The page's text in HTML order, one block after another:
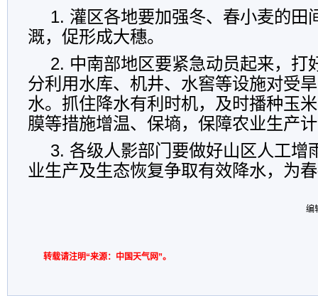
1. 灌区各地要加强冬、春小麦的田
溉，促形成大穗。
2. 中南部地区要紧急动员起来，打
分利用水库、机井、水窖等设施对受
水。抓住降水有利时机，及时播种玉
膜等措施增温、保墒，保障农业生产
3. 各级人影部门要做好山区人工增
业生产及生态恢复争取有效降水，为
编
转载请注明“来源：中国天气网”。